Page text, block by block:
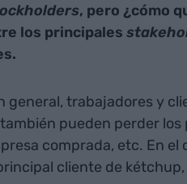
, pero ¿cómo
los principales
general, trabajadores y
pueden perder
comprada, etc. En el
cliente de kétchup,